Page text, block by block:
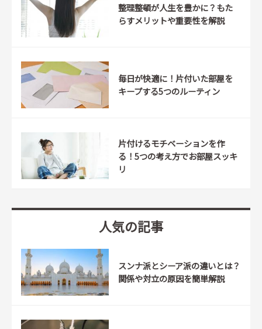
整理整頓が人生を豊かに？もた
らすメリットや重要性を解説
毎日が快適に！片付いた部屋を
キープする5つのルーティン
片付けるモチベーションを作
る！5つの考え方でお部屋スッキ
リ
人気の記事
スンナ派とシーア派の違いとは？
関係や対立の原因を簡単解説